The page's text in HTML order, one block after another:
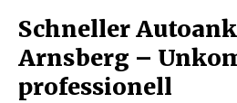
Schneller
Arnsberg –
professionell